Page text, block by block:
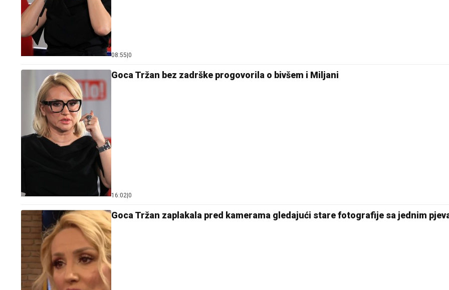
08:55 0
Goca Tržan bez zadrške progovorila o bivšem i Miljani
16:02 0
Goca Tržan zaplakala pred kamerama gledajući stare fotografije sa jednim